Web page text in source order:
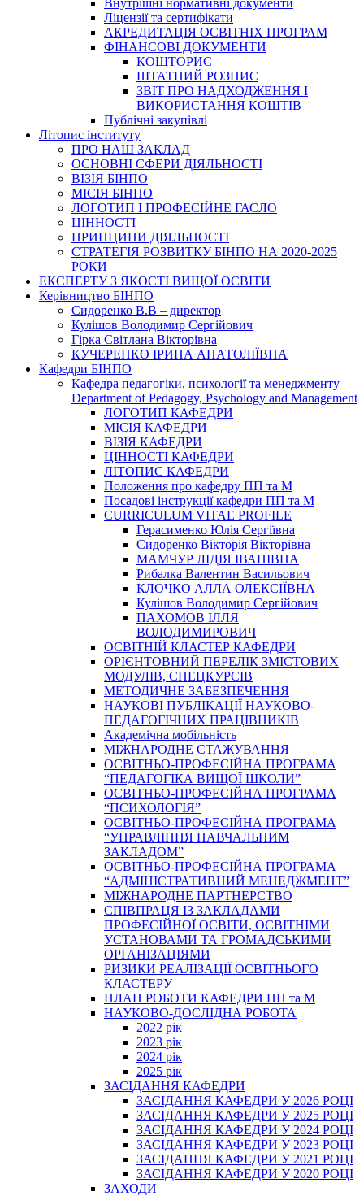
Внутрішні нормативні документи
Ліцензії та сертифікати
АКРЕДИТАЦІЯ ОСВІТНІХ ПРОГРАМ
ФІНАНСОВІ ДОКУМЕНТИ
КОШТОРИС
ШТАТНИЙ РОЗПИС
ЗВІТ ПРО НАДХОДЖЕННЯ І
ВИКОРИСТАННЯ КОШТІВ
Публічні закупівлі
Літопис інституту
ПРО НАШ ЗАКЛАД
ОСНОВНІ СФЕРИ ДІЯЛЬНОСТІ
ВІЗІЯ БІНПО
МІСІЯ БІНПО
ЛОГОТИП І ПРОФЕСІЙНЕ ГАСЛО
ЦІННОСТІ
ПРИНЦИПИ ДІЯЛЬНОСТІ
СТРАТЕГІЯ РОЗВИТКУ БІНПО НА 2020-2025
РОКИ
ЕКСПЕРТУ З ЯКОСТІ ВИЩОЇ ОСВІТИ
Керівництво БІНПО
Сидоренко В.В – директор
Кулішов Володимир Сергійович
Гірка Світлана Вікторівна
КУЧЕРЕНКО ІРИНА АНАТОЛІЇВНА
Кафедри БІНПО
Кафедра педагогіки, психології та менеджменту
Department of Pedagogy, Psychology and Management
ЛОГОТИП КАФЕДРИ
МІСІЯ КАФЕДРИ
ВІЗІЯ КАФЕДРИ
ЦІННОСТІ КАФЕДРИ
ЛІТОПИС КАФЕДРИ
Положення про кафедру ПП та М
Посадові інструкції кафедри ПП та М
CURRICULUM VITAE PROFILE
Герасименко Юлія Сергіївна
Сидоренко Вікторія Вікторівна
МАМЧУР ЛІДІЯ ІВАНІВНА
Рибалка Валентин Васильович
КЛОЧКО АЛЛА ОЛЕКСІЇВНА
Кулішов Володимир Сергійович
ПАХОМОВ ІЛЛЯ
ВОЛОДИМИРОВИЧ
ОСВІТНІЙ КЛАСТЕР КАФЕДРИ
ОРІЄНТОВНИЙ ПЕРЕЛІК ЗМІСТОВИХ
МОДУЛІВ, СПЕЦКУРСІВ
МЕТОДИЧНЕ ЗАБЕЗПЕЧЕННЯ
НАУКОВІ ПУБЛІКАЦІЇ НАУКОВО-
ПЕДАГОГІЧНИХ ПРАЦІВНИКІВ
Академічна мобільність
МІЖНАРОДНЕ СТАЖУВАННЯ
ОСВІТНЬО-ПРОФЕСІЙНА ПРОГРАМА
“ПЕДАГОГІКА ВИЩОЇ ШКОЛИ”
ОСВІТНЬО-ПРОФЕСІЙНА ПРОГРАМА
“ПСИХОЛОГІЯ”
ОСВІТНЬО-ПРОФЕСІЙНА ПРОГРАМА
“УПРАВЛІННЯ НАВЧАЛЬНИМ
ЗАКЛАДОМ”
ОСВІТНЬО-ПРОФЕСІЙНА ПРОГРАМА
“АДМІНІСТРАТИВНИЙ МЕНЕДЖМЕНТ”
МІЖНАРОДНЕ ПАРТНЕРСТВО
СПІВПРАЦЯ ІЗ ЗАКЛАДАМИ
ПРОФЕСІЙНОЇ ОСВІТИ, ОСВІТНІМИ
УСТАНОВАМИ ТА ГРОМАДСЬКИМИ
ОРГАНІЗАЦІЯМИ
РИЗИКИ РЕАЛІЗАЦІЇ ОСВІТНЬОГО
КЛАСТЕРУ
ПЛАН РОБОТИ КАФЕДРИ ПП та М
НАУКОВО-ДОСЛІДНА РОБОТА
2022 рік
2023 рік
2024 рік
2025 рік
ЗАСІДАННЯ КАФЕДРИ
ЗАСІДАННЯ КАФЕДРИ У 2026 РОЦІ
ЗАСІДАННЯ КАФЕДРИ У 2025 РОЦІ
ЗАСІДАННЯ КАФЕДРИ У 2024 РОЦІ
ЗАСІДАННЯ КАФЕДРИ У 2023 РОЦІ
ЗАСІДАННЯ КАФЕДРИ У 2021 РОЦІ
ЗАСІДАННЯ КАФЕДРИ У 2020 РОЦІ
ЗАХОДИ